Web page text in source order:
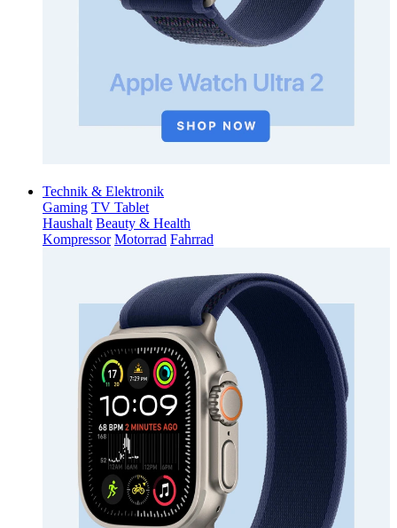
Technik & Elektronik
Gaming TV Tablet
Haushalt Beauty & Health
Kompressor Motorrad Fahrrad